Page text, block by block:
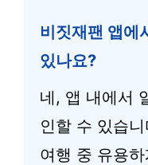
비짓재팬 앱에
있나요?
네, 앱 내에서
인할 수 있습니
여행 중 유용